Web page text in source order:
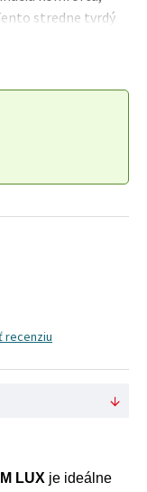
stredne tvrdý
recenziu
LUX je ideálne